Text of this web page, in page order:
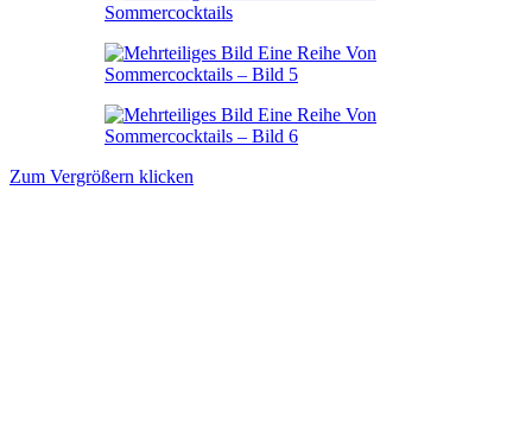
Zum Vergrößern klicken